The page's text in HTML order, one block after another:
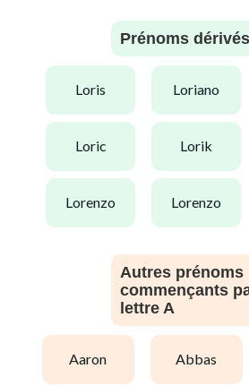
Prénoms
loris loriano
loric lorik
lorenzo lorenzo
Autres prénoms
commençants
lettre A
aaron abbas